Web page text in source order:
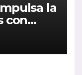
la
con